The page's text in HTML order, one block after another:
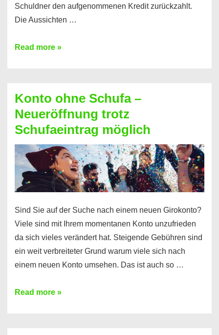
Schuldner den aufgenommenen Kredit zurückzahlt.
Die Aussichten …
Mit
Sie
einen
Kredit
ohne
Einkommensnachweis
Read more »
Konto ohne Schufa –
Neueröffnung trotz
Schufaeintrag möglich
Sind Sie auf der Suche nach einem neuen Girokonto?
Viele sind mit Ihrem momentanen Konto unzufrieden
da sich vieles verändert hat. Steigende Gebühren sind
ein weit verbreiteter Grund warum viele sich nach
einem neuen Konto umsehen. Das ist auch so …
Konto
Read more »